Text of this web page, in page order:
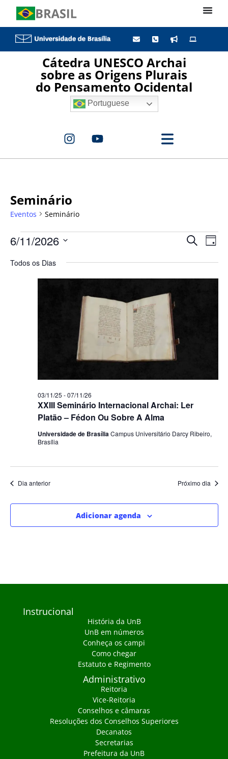
Cátedra UNESCO Archai
sobre as Origens Plurais
do Pensamento Ocidental
Portuguese
Seminário
Eventos Seminário
e
Procurar
do
Dia
6/11/2026
a
data.
Todos os Dias
XXIII Seminário Internacional Archai: Ler
Platão – Fédon Ou Sobre A Alma
03/11/25 -07/11/26
Universidade de BrasíliaCampus Universitário Darcy Ribeiro,
Brasília
Dia anterior Próximo dia
Adicionar agenda
Instrucional
História da UnB
UnB em números
Conheça os campi
Como chegar
Estatuto e Regimento
Administrativo
Reitoria
Vice-Reitoria
Conselhos e câmaras
Resoluções dos Conselhos Superiores
Decanatos
Secretarias
Prefeitura da UnB